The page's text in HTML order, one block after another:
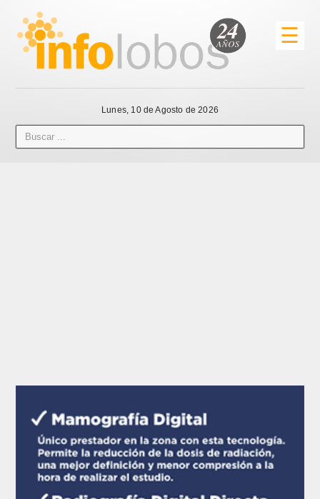
☰
Lunes, 10 de Agosto de 2026